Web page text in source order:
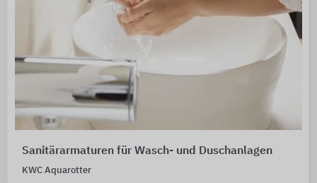
Sanitärarmaturen für Wasch- und Duschanlagen
KWC Aquarotter